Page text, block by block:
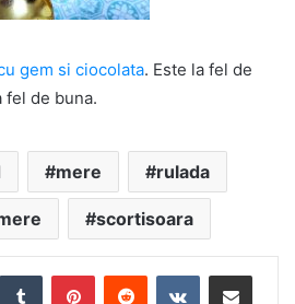
gem si ciocolata. Este la fel de
fel de buna.
mere rulada
scortisoara